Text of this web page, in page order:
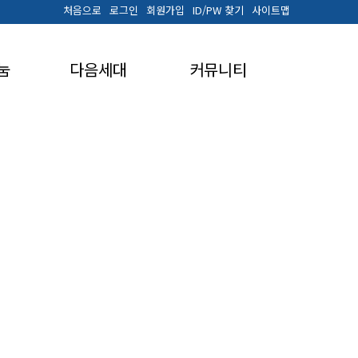
사이트맵
ID/PW 찾기
회원가입
로그인
처음으로
다음세대 커뮤니티